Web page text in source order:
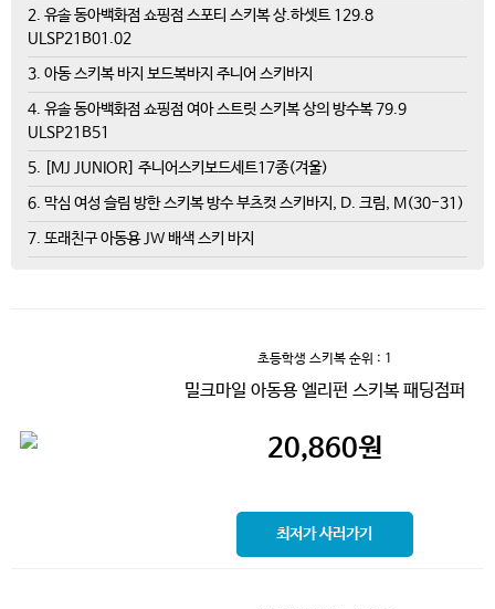
2. 유솔 동아백화점 쇼핑점 스포티 스키복 상.하셋트 129.8
ULSP21B01.02
3. 아동 스키복 바지 보드복바지 주니어 스키바지
4. 유솔 동아백화점 쇼핑점 여아 스트릿 스키복 상의 방수복 79.9
ULSP21B51
5. [MJ JUNIOR] 주니어스키보드세트17종(겨울)
6. 막심 여성 슬림 방한 스키복 방수 부츠컷 스키바지, D. 크림, M(30-31)
7. 또래친구 아동용 JW 배색 스키 바지
초등학생 스키복 순위 : 1
밀크마일 아동용 엘리펀 스키복 패딩점퍼
20,860원
최저가 사러가기